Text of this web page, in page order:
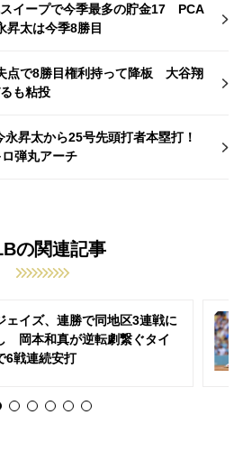
イープで今季最多の貯金17 PCA
太は今季8勝目
点で8勝目権利持って降板 大谷翔
も粘投
永昇太から25号先頭打者本塁打！
弾丸アーチ
の関連記事
ェイズ、連勝で同地区3連戦に
岡本和真が逆転劇繋ぐタイ
6戦連続安打